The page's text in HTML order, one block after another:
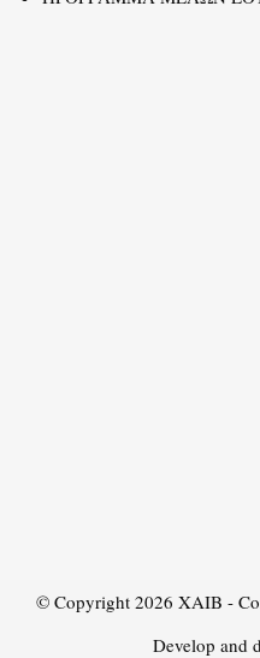
© Copyright 2026 XAIB -
Develop and